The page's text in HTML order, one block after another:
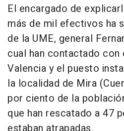
El encargado de
más de mil efectivos ha
de la UME, general
cual han contactado con
Valencia y el puesto
la localidad de Mira
por ciento de la
que han rescatado a 47